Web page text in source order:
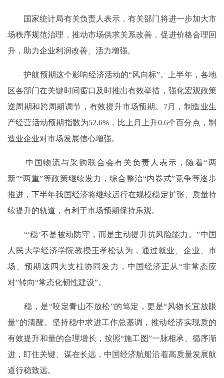
国家统计局有关负责人表示，有关部门将进一步加大市
场秩序规范治理，推动市场供求关系改善，促进价格合理回
升，助力企业利润改善、活力增强。
护航预期这个影响经济活动的“风向标”。上半年，各地
区各部门在关键时间窗口及时推出有效举措，强化宏观政策
逆周期和跨周期调节，有效提升市场预期。7月，制造业生
产经营活动预期指数为52.6%，比上月上升0.6个百分点，制
造业企业对市场发展信心增强。
中国物流与采购联合会有关负责人表示，随着“两
新”“两重”等政策继续发力，综合整治“内卷式”竞争等逐步
推进，下半年我国经济将继续运行在规模稳定扩张、质量持
续提升的轨道，有利于市场预期保持乐观。
“‘稳’不是被动防守，而是主动提升抗风险能力。”中国
人民大学经济学院教授王孝松认为，通过就业、企业、市
场、预期这四大支柱协同发力，中国经济正从“非常态应
对”转向“常态化韧性建设”。
稳，是“咬定青山不放松”的笃定，更是“风物长宜放眼
量”的清醒。坚持稳中求进工作总基调，推动经济实现质的
有效提升和量的合理增长，按照“施工图”一脉相承、循序渐
进，盯住关键、谋在长远，中国经济航船沿着高质量发展航
道行稳致远。